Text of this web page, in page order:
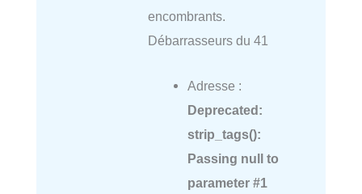
encombrants.
Débarrasseurs du 41
Adresse :
Deprecated:
strip_tags():
Passing null to
parameter #1